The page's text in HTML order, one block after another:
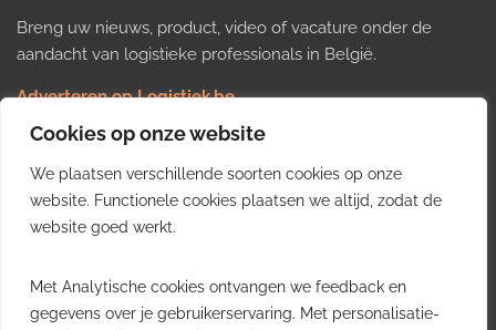
Cookies op onze website
We plaatsen verschillende soorten cookies op onze
website. Functionele cookies plaatsen we altijd, zodat de
website goed werkt.
Met Analytische cookies ontvangen we feedback en
gegevens over je gebruikerservaring. Met personalisatie-
Breng uw nieuws, product, video of vacature onder de
aandacht van logistieke professionals in België.
Adverteren op Logistiek.be
Nieuws insturen
Uw video op Logistiek.TV
Job plaatsen
Gratis wekelijkse update
inzichten uit de Belgische logistieke sector in uw inbox.